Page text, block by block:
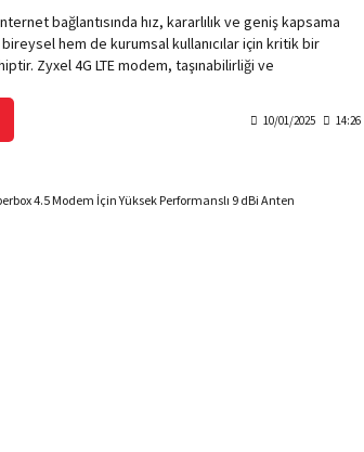
bağlantısında hız, kararlılık ve geniş kapsama
bireysel hem de kurumsal kullanıcılar için kritik bir
Zyxel 4G LTE modem, taşınabilirliği ve
performansını artırmak için yüksek güçlü 8 dBi anten
10/01/2025 14:26